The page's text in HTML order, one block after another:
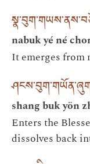
nabuk yé né
It emerges
shang buk yön
Enters the
dissolves back